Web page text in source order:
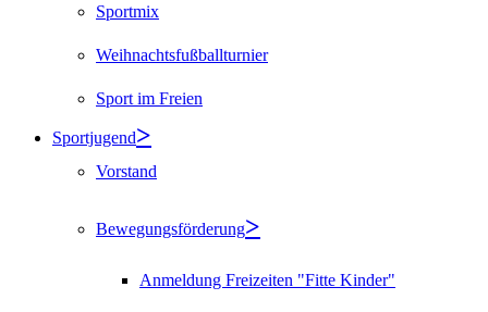
Sportmix
Weihnachtsfußballturnier
Sport im Freien
Sportjugend
Vorstand
Bewegungsförderung
Anmeldung Freizeiten "Fitte Kinder"